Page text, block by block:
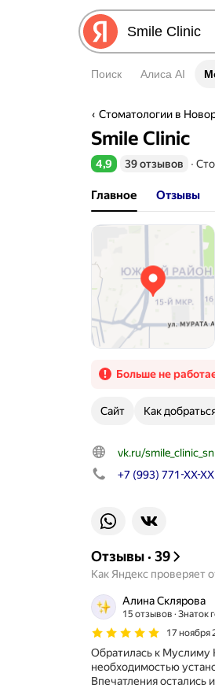
Поиск Алиса AI
Стоматологии в
Smile Clinic
Рейтинг 4,9 из 5
4,9 39 отзывов ∙
Главное Отзывы
Больше не
Сайт Как
vk.ru/
+7 (993) 771-XX-XX
Отзывы· 39
Как Яндекс проверяет
Алина Склярова
15 отзывов Знаток
17 ноября
Обратилась к Муслиму
необходимостью
Впечатления остались